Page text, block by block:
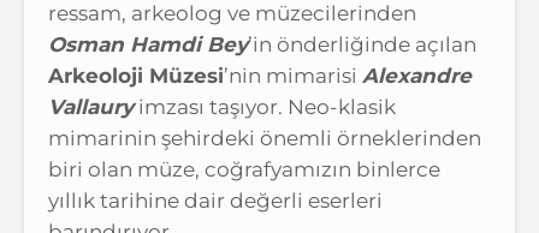
ressam, arkeolog ve müzecilerinden
Osman Hamdi Bey’in önderliğinde açılan
Arkeoloji Müzesi’nin mimarisi Alexandre
Vallauryimzası taşıyor. Neo-klasik
mimarinin şehirdeki önemli örneklerinden
biri olan müze, coğrafyamızın binlerce
yıllık tarihine dair değerli eserleri